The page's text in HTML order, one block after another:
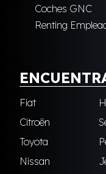
Coches GNC
Renting
Fiat
Citroën
Toyota
Nissan